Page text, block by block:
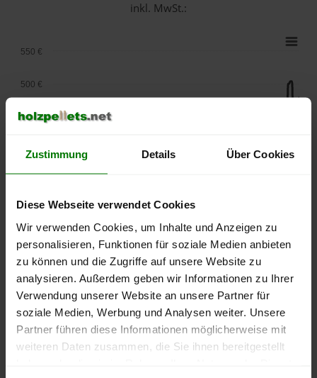
Zustimmung Details Über Cookies
Diese Webseite verwendet Cookies
Wir verwenden Cookies, um Inhalte und Anzeigen zu
personalisieren, Funktionen für soziale Medien anbieten
zu können und die Zugriffe auf unsere Website zu
analysieren. Außerdem geben wir Informationen zu Ihrer
Verwendung unserer Website an unsere Partner für
soziale Medien, Werbung und Analysen weiter. Unsere
Partner führen diese Informationen möglicherweise mit
weiteren Daten zusammen, die Sie ihnen bereitgestellt
inkl. MwSt.:
lose Ware
September
2025
Januar
2026
Mai
2026
250 €
400 €
450 €
500 €
550 €
Die aktuelle Preisentwicklung für Holzpellets in Deutschland
können Sie jederzeit auf unsererPelletspreise-Seite
nachvollziehen.